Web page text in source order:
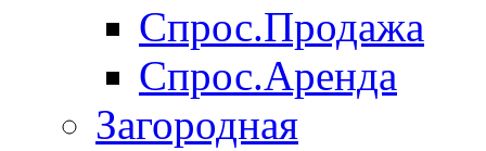
Спрос.Продажа
Спрос.Аренда
Загородная